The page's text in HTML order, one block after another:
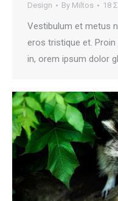
Design By Miltos 18
Vestibulum et metus
eros tristique et.
in, orem ipsum dolor